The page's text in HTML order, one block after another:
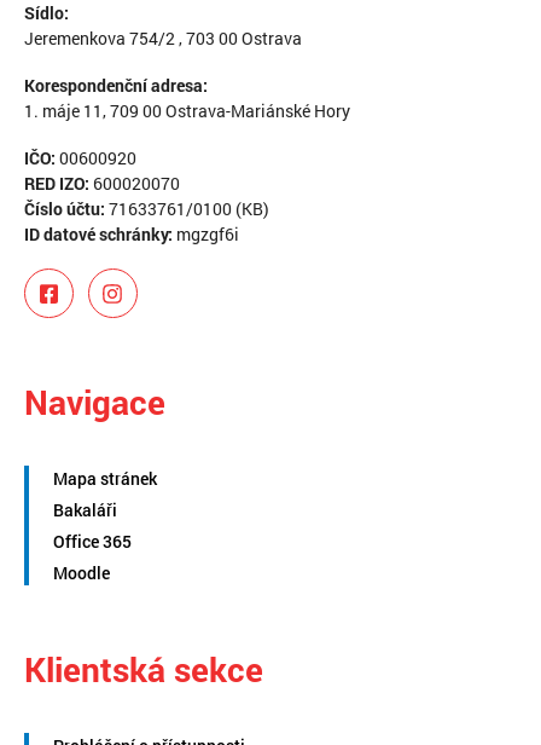
Sídlo:
Jeremenkova 754/2 , 703 00 Ostrava
Korespondenční adresa:
1. máje 11, 709 00 Ostrava-Mariánské Hory
IČO: 00600920
RED IZO: 600020070
Číslo účtu: 71633761/0100 (KB)
ID datové schránky: mgzgf6i
Navigace
Mapa stránek
Bakaláři
Office 365
Moodle
Klientská sekce